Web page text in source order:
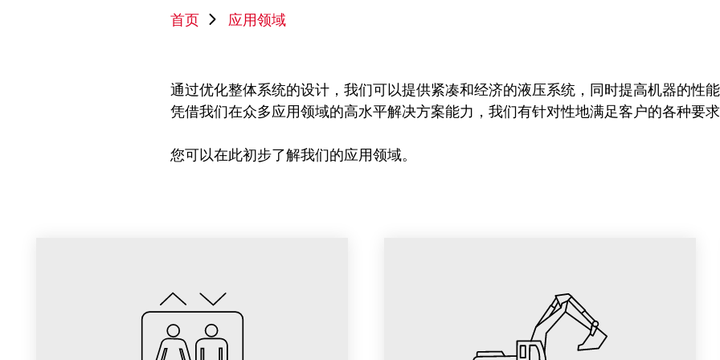
首页 应用领域
通过优化整体系统的设计，我们可以提供紧凑和经济的液压系统，同时提高机器的性
凭借我们在众多应用领域的高水平解决方案能力，我们有针对性地满足客户的各种要
您可以在此初步了解我们的应用领域。